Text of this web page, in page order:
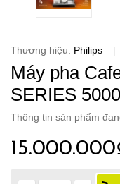
Thương hiệu: Philips |
Máy pha
SERIES
Thông tin sản phẩm